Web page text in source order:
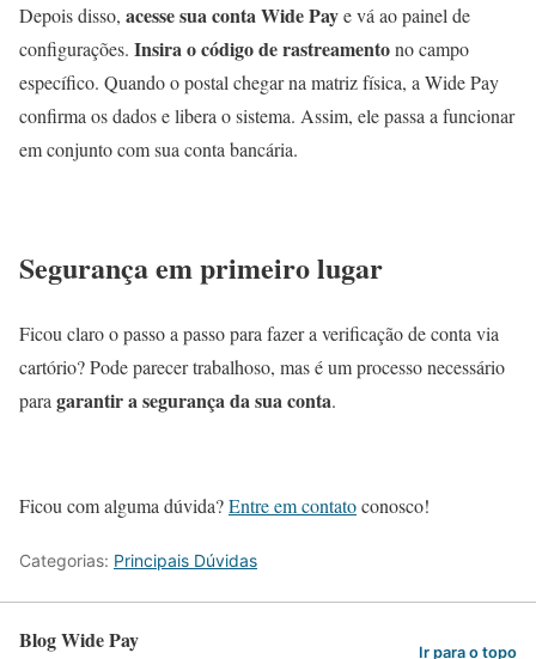
Depois disso, acesse sua conta Wide Paye vá ao painel de
configurações. Insira o código de rastreamentono campo
específico. Quando o postal chegar na matriz física, a Wide Pay
confirma os dados e libera o sistema. Assim, ele passa a funcionar
em conjunto com sua conta bancária.
Segurança em primeiro lugar
Ficou claro o passo a passo para fazer a verificação de conta via
cartório? Pode parecer trabalhoso, mas é um processo necessário
para garantir a segurança da sua conta.
Ficou com alguma dúvida?Entre em contatoconosco!
Categorias: Principais Dúvidas
Blog Wide Pay Ir para o topo